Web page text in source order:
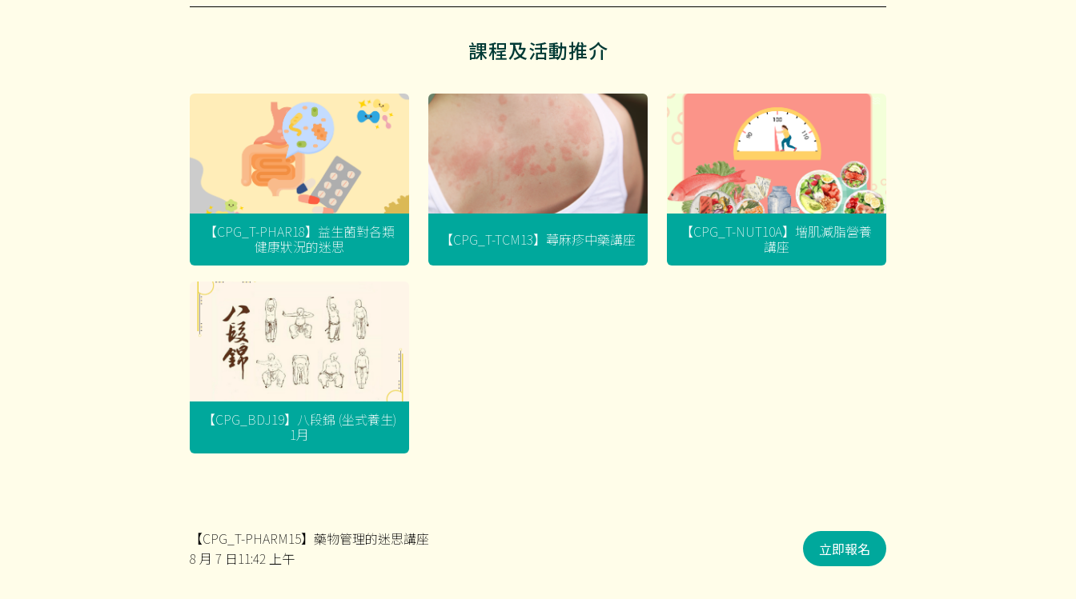
課程及活動推介
【CPG_T-PHAR18】益生菌對各類
健康狀況的迷思 【CPG_T-TCM13】蕁麻疹中藥講座 【CPG_T-NUT10A】增肌減脂營養
講座
【CPG_BDJ19】八段錦 (坐式養生)
1月
【CPG_T-PHARM15】藥物管理的迷思講座
8 月 7 日11:42 上午
立即報名